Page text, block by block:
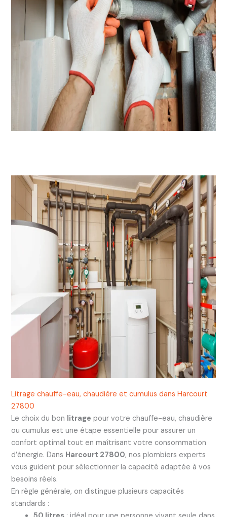
Litrage chauffe-eau, chaudière et cumulus dans Harcourt
27800
Le choix du bon litrage pour votre chauffe-eau, chaudière
ou cumulus est une étape essentielle pour assurer un
confort optimal tout en maîtrisant votre consommation
d’énergie. Dans Harcourt 27800, nos plombiers experts
vous guident pour sélectionner la capacité adaptée à vos
besoins réels.
En règle générale, on distingue plusieurs capacités
standards :